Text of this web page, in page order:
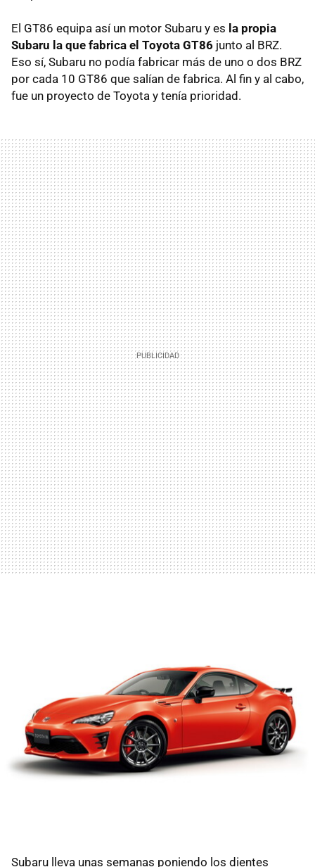
El GT86 equipa así un motor Subaru y es la propia
Subaru la que fabrica el Toyota GT86 junto al BRZ.
Eso sí, Subaru no podía fabricar más de uno o dos BRZ
por cada 10 GT86 que salían de fabrica. Al fin y al cabo,
fue un proyecto de Toyota y tenía prioridad.
Subaru lleva unas semanas poniendo los dientes